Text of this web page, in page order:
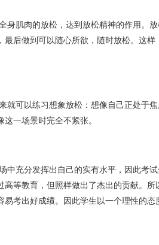
后做到可以随心所欲，随时放松。这
一场景时完全不紧张。
等教育，但照样做出了杰出的贡献。
考出好成绩。因此学生以一个理性的